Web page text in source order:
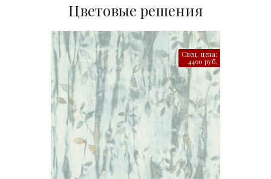
Цветовые решения
Спец. цена:
4490 руб.